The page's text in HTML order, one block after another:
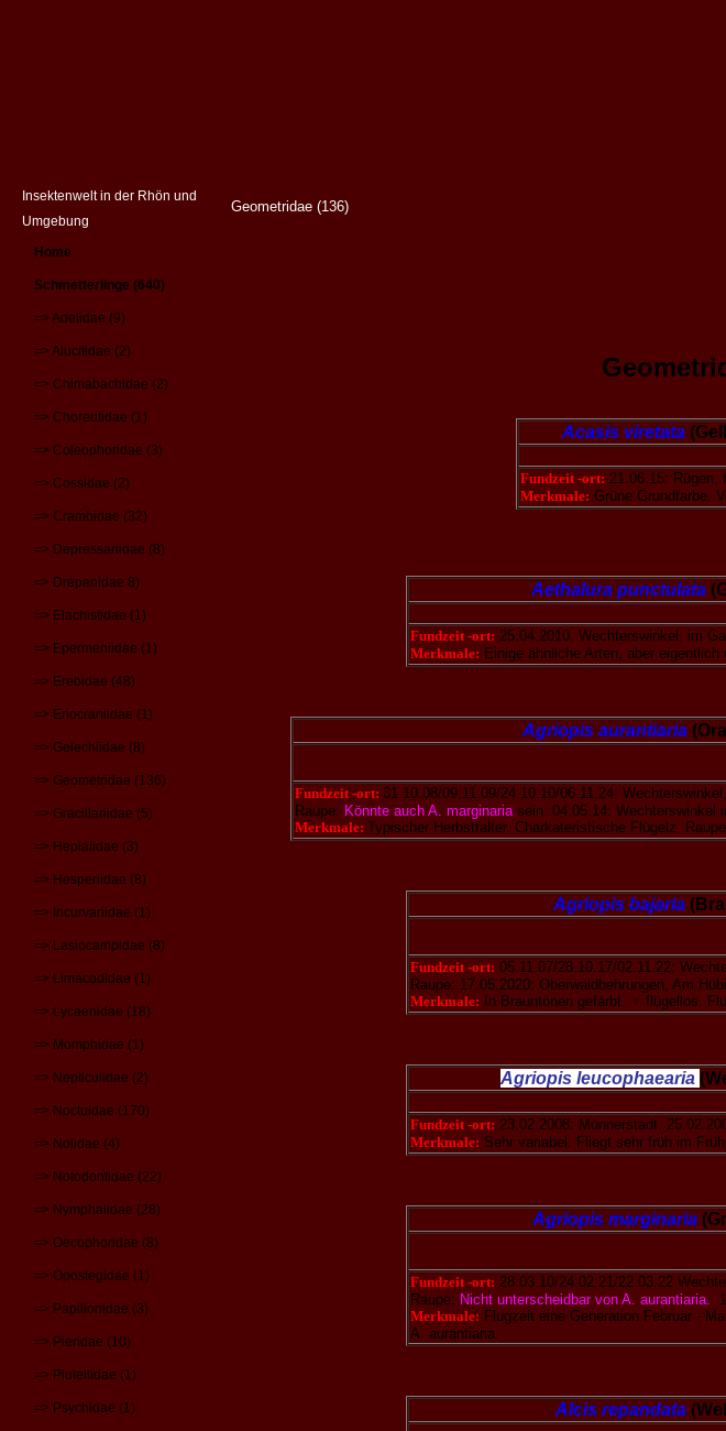
Insektenwelt in der Rhön und
Umgebung
Home
Schmetterlinge (640)
=> Adelidae (9)
=> Alucitidae (2)
=> Chimabachidae (2)
=> Choreutidae (1)
=> Coleophoridae (3)
=> Cossidae (2)
=> Crambidae (32)
=> Depressariidae (8)
=> Drepanidae 8)
=> Elachistidae (1)
=> Epermeniidae (1)
=> Erebidae (48)
=> Eriocraniidae (1)
=> Gelechiidae (8)
=> Geometridae (136)
=> Gracillariidae (5)
=> Hepialidae (3)
=> Hesperiidae (8)
=> Incurvariidae (1)
=> Lasiocampidae (8)
=> Limacodidae (1)
=> Lycaenidae (18)
=> Momphidae (1)
=> Nepticulidae (2)
=> Noctuidae (170)
=> Nolidae (4)
=> Notodontidae (22)
=> Nymphalidae (28)
=> Oecophoridae (8)
=> Opostegidae (1)
=> Papilionidae (3)
=> Pieridae (10)
=> Plutellidae (1)
=> Psychidae (1)
Geometridae (136)
Acasis viretata
Fundzeit -ort: 21.06.15: Rügen,
Merkmale: Grüne Grundfarbe.
Aethalura punctulata
Fundzeit -ort: 25.04.2010. Wechterswinkel, im
Merkmale: Einige ähnliche Arten, aber eigentlich
Agriopis aurantiaria
Fundzeit -ort: 31.10.08/09.11.09/24.10.10/06.11.24:
Raupe: Könnte auch A. marginaria sein. 04.05.14: Wechterswinkel
Merkmale: Typischer Herbstfalter. Charkateristische Flügelz.
Agriopis bajaria
Fundzeit -ort: 05.11.07/28.10.17/02.11.22:
Raupe: 17.05.2020: Oberwaldbehrungen, Am
Merkmale: In Brauntönen gefärbt. ♀ flügellos.
Agriopis leucophaearia
Fundzeit -ort: 23.02.2008: Münnerstadt.
Merkmale: Sehr variabel. Fliegt sehr früh im
Agriopis marginaria
Fundzeit -ort: 28.03.10/24.02.21/22.03.22
Raupe: Nicht unterscheidbar von A. aurantiaria.
Merkmale: Flugzeit eine Generation Februar -
A. aurantiaria.
Alcis repandata